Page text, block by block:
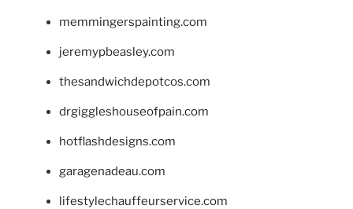
memmingerspainting.com
jeremypbeasley.com
thesandwichdepotcos.com
drgiggleshouseofpain.com
hotflashdesigns.com
garagenadeau.com
lifestylechauffeurservice.com